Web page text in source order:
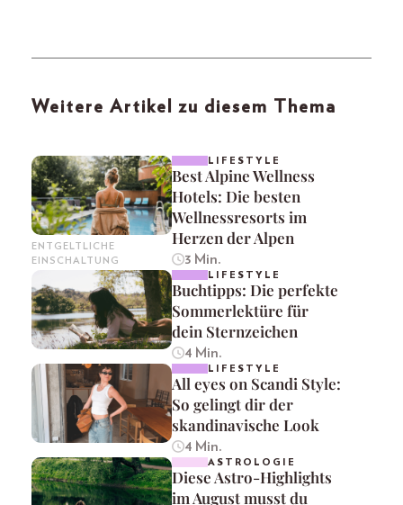
Weitere Artikel zu diesem Thema
ENTGELTLICHE
EINSCHALTUNG
LIFESTYLE
Best Alpine Wellness
Hotels: Die besten
Wellnessresorts im
Herzen der Alpen
3 Min.
LIFESTYLE
Buchtipps: Die perfekte
Sommerlektüre für
dein Sternzeichen
4 Min.
LIFESTYLE
All eyes on Scandi Style:
So gelingt dir der
skandinavische Look
4 Min.
ASTROLOGIE
Diese Astro-Highlights
im August musst du